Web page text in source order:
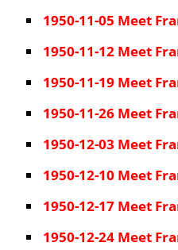
1950-11-05 Meet
1950-11-12 Meet
1950-11-19 Meet
1950-11-26 Meet
1950-12-03 Meet
1950-12-10 Meet
1950-12-17 Meet
1950-12-24 Meet